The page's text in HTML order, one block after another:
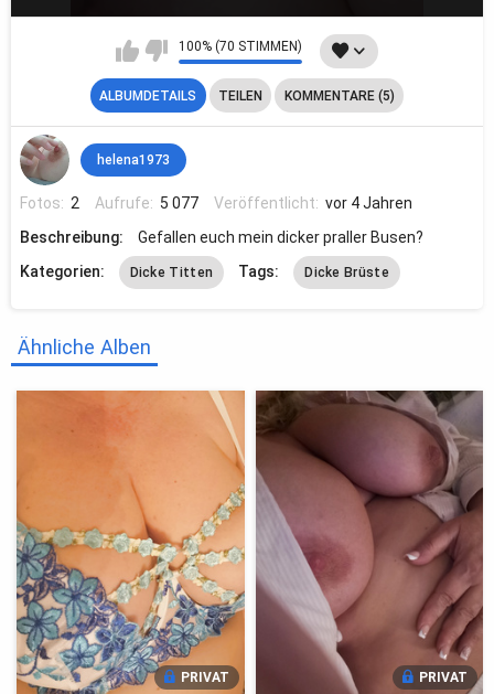
100% (70 STIMMEN)
ALBUMDETAILS TEILEN KOMMENTARE (5)
helena1973
Fotos: 2 Aufrufe: 5 077 Veröffentlicht: vor 4 Jahren
Beschreibung:
Gefallen euch mein dicker praller Busen?
Kategorien:
Dicke Titten Tags: Dicke Brüste
Ähnliche Alben
PRIVAT PRIVAT